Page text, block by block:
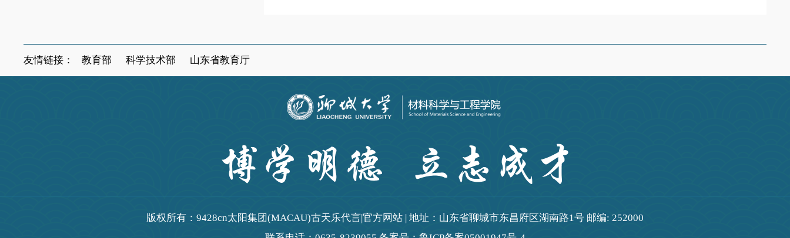
友情链接： 教育部 科学技术部 山东省教育厅
版权所有：9428cn太阳集团(MACAU)古天乐代言|官方网站 | 地址：山东省聊城市东昌府区湖南路1号 邮编: 252000